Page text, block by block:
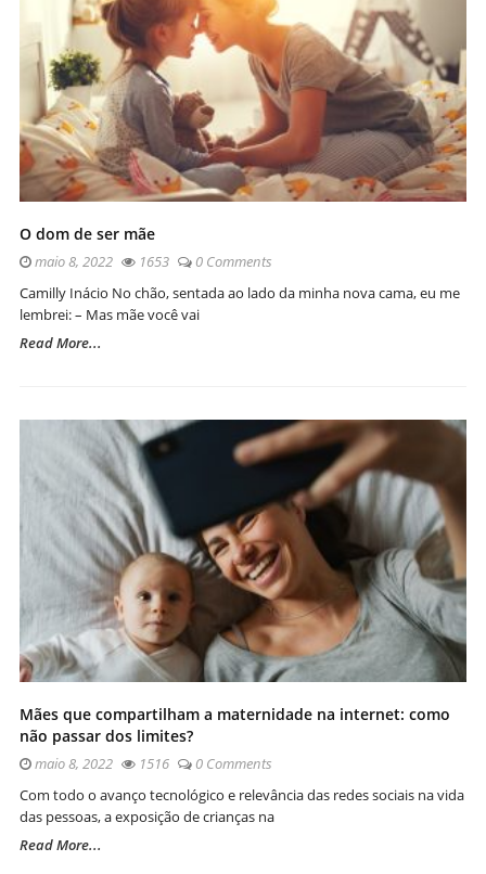
O dom de ser mãe
maio 8, 2022 1653
0 Comments
Camilly Inácio No chão, sentada ao lado da minha nova cama, eu me
lembrei: – Mas mãe você vai
Read More...
Mães que compartilham a maternidade na internet: como
não passar dos limites?
maio 8, 2022 1516
0 Comments
Com todo o avanço tecnológico e relevância das redes sociais na vida
das pessoas, a exposição de crianças na
Read More...